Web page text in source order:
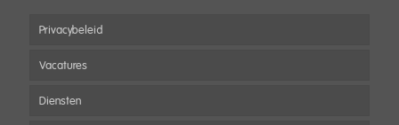
Privacybeleid
Vacatures
Diensten